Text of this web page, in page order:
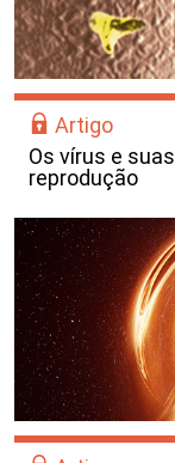
Artigo
Os vírus e
reprodução